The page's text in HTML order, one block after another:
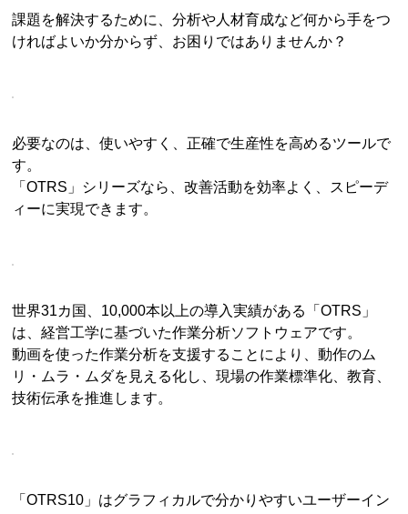
課題を解決するために、分析や人材育成など何から手をつ
ければよいか分からず、お困りではありませんか？
必要なのは、使いやすく、正確で生産性を高めるツールで
す。
「OTRS」シリーズなら、改善活動を効率よく、スピーデ
ィーに実現できます。
世界31カ国、10,000本以上の導入実績がある「OTRS」
は、経営工学に基づいた作業分析ソフトウェアです。
動画を使った作業分析を支援することにより、動作のム
リ・ムラ・ムダを見える化し、現場の作業標準化、教育、
技術伝承を推進します。
「OTRS10」はグラフィカルで分かりやすいユーザーイン